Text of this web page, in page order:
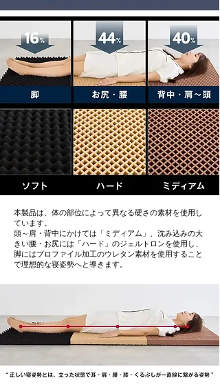
本製品は、体の部位によって異なる硬さの素材を使用し
ています。
頭～肩・背中にかけては「ミディアム」、沈み込みの大
きい腰・お尻には「ハード」のジェルトロンを使用し、
脚にはプロファイル加工のウレタン素材を使用すること
で理想的な寝姿勢へと導きます。